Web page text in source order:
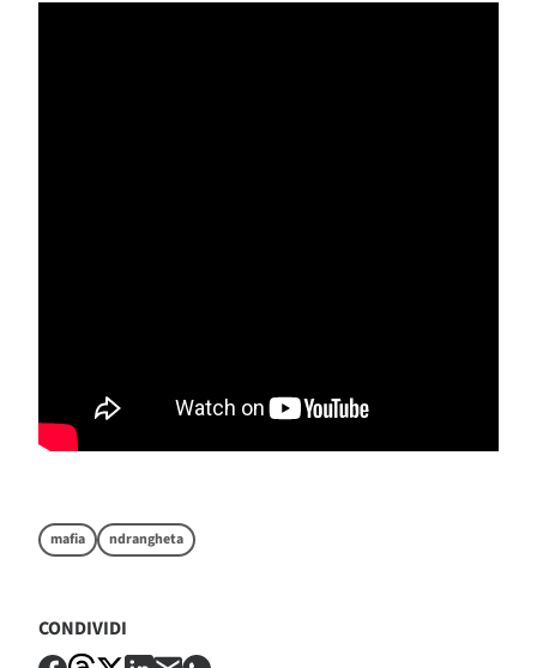
mafia ndrangheta
CONDIVIDI